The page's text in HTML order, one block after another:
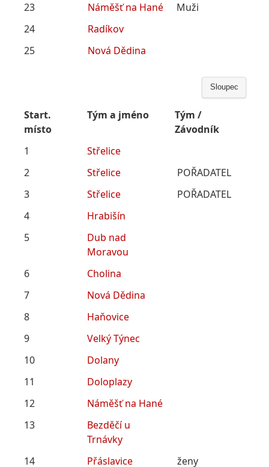
23
Náměšť na Hané
Muži
24
Radíkov
25
Nová Dědina
Sloupec
Start.
místo
Tým a jméno
Tým /
Závodník
1
Střelice
2
Střelice
POŘADATEL
3
Střelice
POŘADATEL
4
Hrabišín
5
Dub nad
Moravou
6
Cholina
7
Nová Dědina
8
Haňovice
9
Velký Týnec
10
Dolany
11
Doloplazy
12
Náměšť na Hané
13
Bezděčí u
Trnávky
14
Přáslavice
ženy